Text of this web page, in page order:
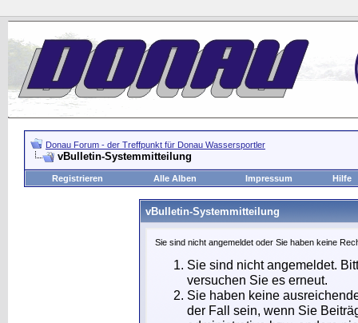
Donau Forum - der Treffpunkt für Donau Wassersportler
vBulletin-Systemmitteilung
Registrieren Alle Alben Impressum Hilfe
vBulletin-Systemmitteilung
Sie sind nicht angemeldet oder Sie haben keine
Sie sind nicht angemeldet.
versuchen Sie es erneut.
Sie haben keine
der Fall sein, wenn Sie